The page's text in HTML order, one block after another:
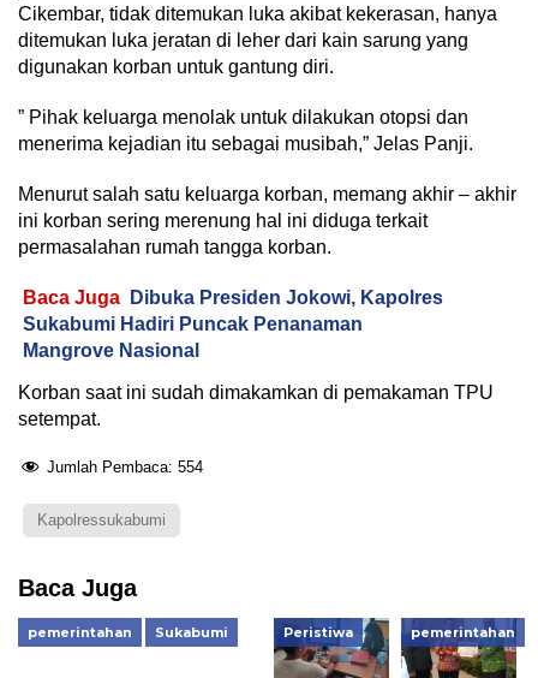
Cikembar, tidak ditemukan luka akibat kekerasan, hanya
ditemukan luka jeratan di leher dari kain sarung yang
digunakan korban untuk gantung diri.
” Pihak keluarga menolak untuk dilakukan otopsi dan
menerima kejadian itu sebagai musibah,” Jelas Panji.
Menurut salah satu keluarga korban, memang akhir – akhir
ini korban sering merenung hal ini diduga terkait
permasalahan rumah tangga korban.
Baca Juga
Dibuka Presiden Jokowi, Kapolres
Sukabumi Hadiri Puncak Penanaman
Mangrove Nasional
Korban saat ini sudah dimakamkan di pemakaman TPU
setempat.
Jumlah Pembaca: 554
Kapolressukabumi
Baca Juga
pemerintahan Sukabumi Peristiwa pemerintahan